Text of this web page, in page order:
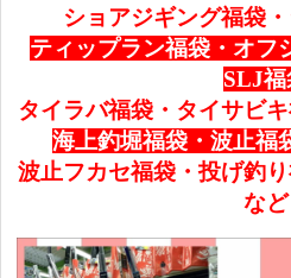
ショアジギング福袋
ティップラン福袋・オフ
SLJ福
タイラバ福袋・タイサビ
海上釣堀福袋・波止福
波止フカセ福袋・投げ釣り
など